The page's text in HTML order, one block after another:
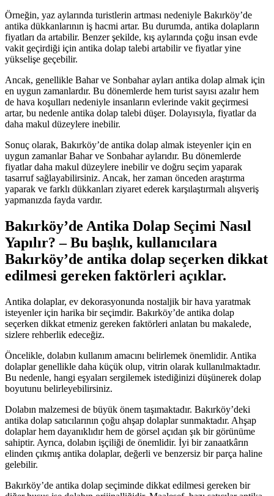
Örneğin, yaz aylarında turistlerin artması nedeniyle Bakırköy’de
antika dükkanlarının iş hacmi artar. Bu durumda, antika dolapların
fiyatları da artabilir. Benzer şekilde, kış aylarında çoğu insan evde
vakit geçirdiği için antika dolap talebi artabilir ve fiyatlar yine
yükselişe geçebilir.
Ancak, genellikle Bahar ve Sonbahar ayları antika dolap almak için
en uygun zamanlardır. Bu dönemlerde hem turist sayısı azalır hem
de hava koşulları nedeniyle insanların evlerinde vakit geçirmesi
artar, bu nedenle antika dolap talebi düşer. Dolayısıyla, fiyatlar da
daha makul düzeylere inebilir.
Sonuç olarak, Bakırköy’de antika dolap almak isteyenler için en
uygun zamanlar Bahar ve Sonbahar aylarıdır. Bu dönemlerde
fiyatlar daha makul düzeylere inebilir ve doğru seçim yaparak
tasarruf sağlayabilirsiniz. Ancak, her zaman önceden araştırma
yaparak ve farklı dükkanları ziyaret ederek karşılaştırmalı alışveriş
yapmanızda fayda vardır.
Bakırköy’de Antika Dolap Seçimi Nasıl
Yapılır? – Bu başlık, kullanıcılara
Bakırköy’de antika dolap seçerken dikkat
edilmesi gereken faktörleri açıklar.
Antika dolaplar, ev dekorasyonunda nostaljik bir hava yaratmak
isteyenler için harika bir seçimdir. Bakırköy’de antika dolap
seçerken dikkat etmeniz gereken faktörleri anlatan bu makalede,
sizlere rehberlik edeceğiz.
Öncelikle, dolabın kullanım amacını belirlemek önemlidir. Antika
dolaplar genellikle daha küçük olup, vitrin olarak kullanılmaktadır.
Bu nedenle, hangi eşyaları sergilemek istediğinizi düşünerek dolap
boyutunu belirleyebilirsiniz.
Dolabın malzemesi de büyük önem taşımaktadır. Bakırköy’deki
antika dolap satıcılarının çoğu ahşap dolaplar sunmaktadır. Ahşap
dolaplar hem dayanıklıdır hem de görsel açıdan şık bir görünüme
sahiptir. Ayrıca, dolabın işçiliği de önemlidir. İyi bir zanaatkârın
elinden çıkmış antika dolaplar, değerli ve benzersiz bir parça haline
gelebilir.
Bakırköy’de antika dolap seçiminde dikkat edilmesi gereken bir